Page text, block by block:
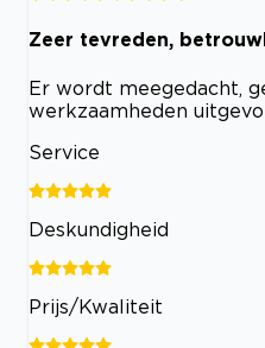
Zeer tevreden,
Er wordt meegedacht,
werkzaamheden
Service
Deskundigheid
Prijs/Kwaliteit